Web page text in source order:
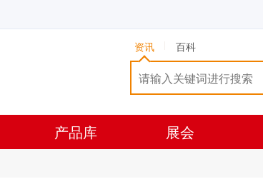
资讯 百科
产品库 展会